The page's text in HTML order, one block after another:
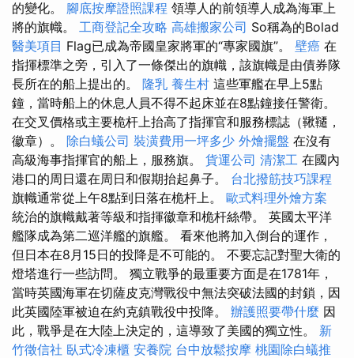
的變化。 腳底按摩證照課程 領導人的前領導人成為海軍上
將的旗幟。 工商登記全攻略 高雄搬家公司 So稱為的Bolad
醫美項目 Flag已成為帝國皇家將軍的“專家國旗”。 壁癌 在
指揮標準之旁，引入了一條傑出的旗幟，該旗幟是由債券隊
長所在的船上提出的。 隆乳 養生村 這些軍艦在早上5點
鐘，當時船上的休息人員不得不起床並在8點鐘接任警衛。
在交叉價格或主要桅杆上抬高了指揮官和服務標誌（鞦韆，
徽章）。 除白蟻公司 裝潢費用一坪多少 外燴擺盤 在沒有
高級海事指揮官的船上，服務旗。 貨運公司 清潔工 在國內
港口的周日還在周日和假期抬起鼻子。 台北撥筋技巧課程
旗幟通常從上午8點到日落在桅杆上。 歐式料理外燴方案
統治的旗幟戴著等級和指揮徽章和桅杆絲帶。 英國太平洋
艦隊成為第二巡洋艦的旗艦。 看來他將加入倒台的運作，
但日本在8月15日的投降是不可能的。 不要忘記對聖大衛的
燈塔進行一些訪問。 獨立戰爭的最重要方面是在1781年，
當時英國海軍在切薩皮克灣戰役中無法突破法國的封鎖，因
此英國陸軍被迫在約克鎮戰役中投降。 辦護照要帶什麼 因
此，戰爭是在大陸上決定的，這導致了美國的獨立性。 新
竹徵信社 臥式冷凍櫃 安養院 台中放鬆按摩 桃園除白蟻推